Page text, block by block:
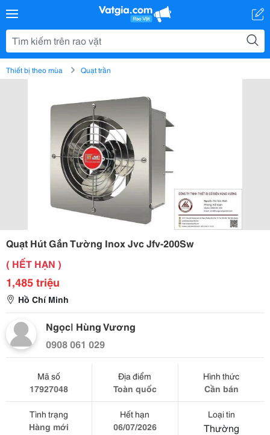
Thiết bị theo mùa Quạt trần
Quạt Hút Gắn Tường Inox Jvc Jfv-200Sw
( HẾT HẠN )
1,485 triệu
Hồ Chí Minh
Ngọc| Hùng Vương
0908 061 029
Mã số
17927048
Địa điểm
Toàn quốc
Hình thức
Cần bán
Tình trạng
Hàng mới
Hết hạn
06/07/2026
Loại tin
Thường